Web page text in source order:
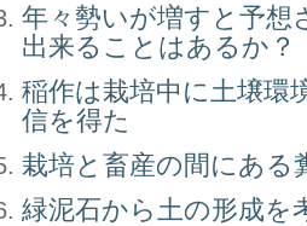
年々勢いが増すと予想
出来ることはあるか？
稲作は栽培中に土壌環
信を得た
栽培と畜産の間にある
緑泥石から土の形成を